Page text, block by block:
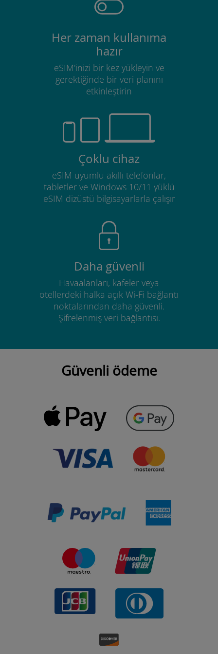
Her zaman kullanıma
hazır
eSIM'inizi bir kez yükleyin ve
gerektiğinde bir veri planını
etkinleştirin
Çoklu cihaz
eSIM uyumlu akıllı telefonlar,
tabletler ve Windows 10/11 yüklü
eSIM dizüstü bilgisayarlarla çalışır
Daha güvenli
Havaalanları, kafeler veya
otellerdeki halka açık Wi-Fi bağlantı
noktalarından daha güvenli.
Şifrelenmiş veri bağlantısı.
Güvenli ödeme